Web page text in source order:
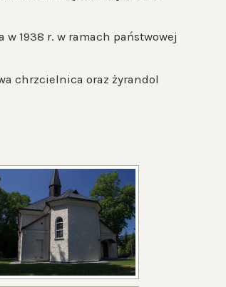
w 1938 r. w ramach państwowej
chrzcielnica oraz żyrandol